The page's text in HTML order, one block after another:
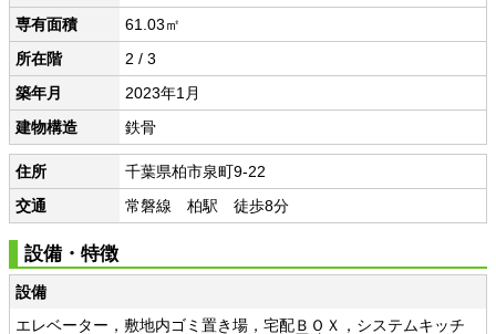
専有面積
61.03㎡
所在階
2 / 3
築年月
2023年1月
建物構造
鉄骨
住所
千葉県柏市泉町9-22
交通
常磐線 柏駅 徒歩8分
設備・特徴
設備
エレベーター，敷地内ゴミ置き場，宅配ＢＯＸ，システムキッチ